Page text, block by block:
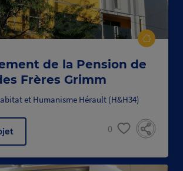
de la Pension de
Frères Grimm
et Humanisme Hérault (H&H34)
0